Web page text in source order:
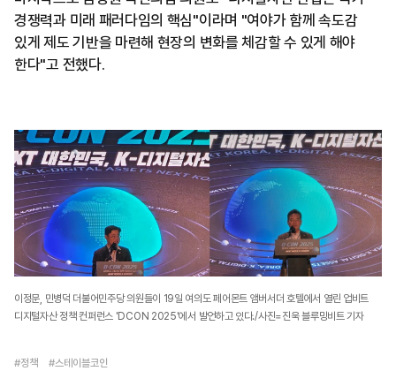
경쟁력과 미래 패러다임의 핵심"이라며 "여야가 함께 속도감
있게 제도 기반을 마련해 현장의 변화를 체감할 수 있게 해야
한다"고 전했다.
이정문, 민병덕 더불어민주당 의원들이 19일 여의도 페어몬트 앰버서더 호텔에서 열린 업비트
디지털자산 정책 컨퍼런스 'DCON 2025'에서 발언하고 있다./사진=진욱 블루밍비트 기자
#정책 #스테이블코인